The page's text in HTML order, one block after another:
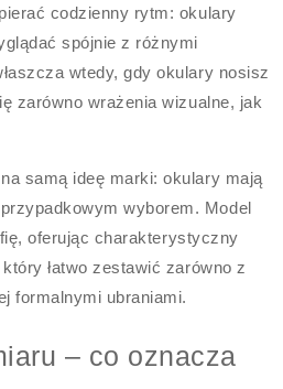
codzienny rytm: okulary
spójnie z różnymi
wtedy, gdy okulary nosisz
zarówno wrażenia wizualne, jak
samą ideę marki: okulary mają
wyborem. Model
oferując charakterystyczny
łatwo zestawić zarówno z
formalnymi ubraniami.
– co oznacza